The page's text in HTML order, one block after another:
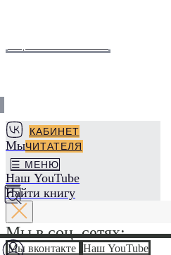
КАБИНЕТ
ЧИТАТЕЛЯ
☰ МЕНЮ
Мы вконтакте
Наш YouTube
Найти книгу
Мы в соц. сетях:
Мы вконтакте Наш YouTube